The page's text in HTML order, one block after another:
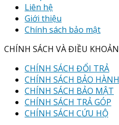
Liên hệ
Giới thiệu
Chính sách bảo mật
CHÍNH SÁCH VÀ ĐIỀU KHOẢN
CHÍNH SÁCH ĐỔI TRẢ
CHÍNH SÁCH BẢO HÀNH
CHÍNH SÁCH BẢO MẬT
CHÍNH SÁCH TRẢ GÓP
CHÍNH SÁCH CỨU HỘ